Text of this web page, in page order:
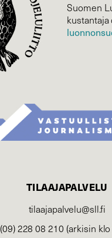
Suomen
TILAAJAPALVELU
tilaajapalvelu@sll.fi
(09) 228 08 210 (arkisin